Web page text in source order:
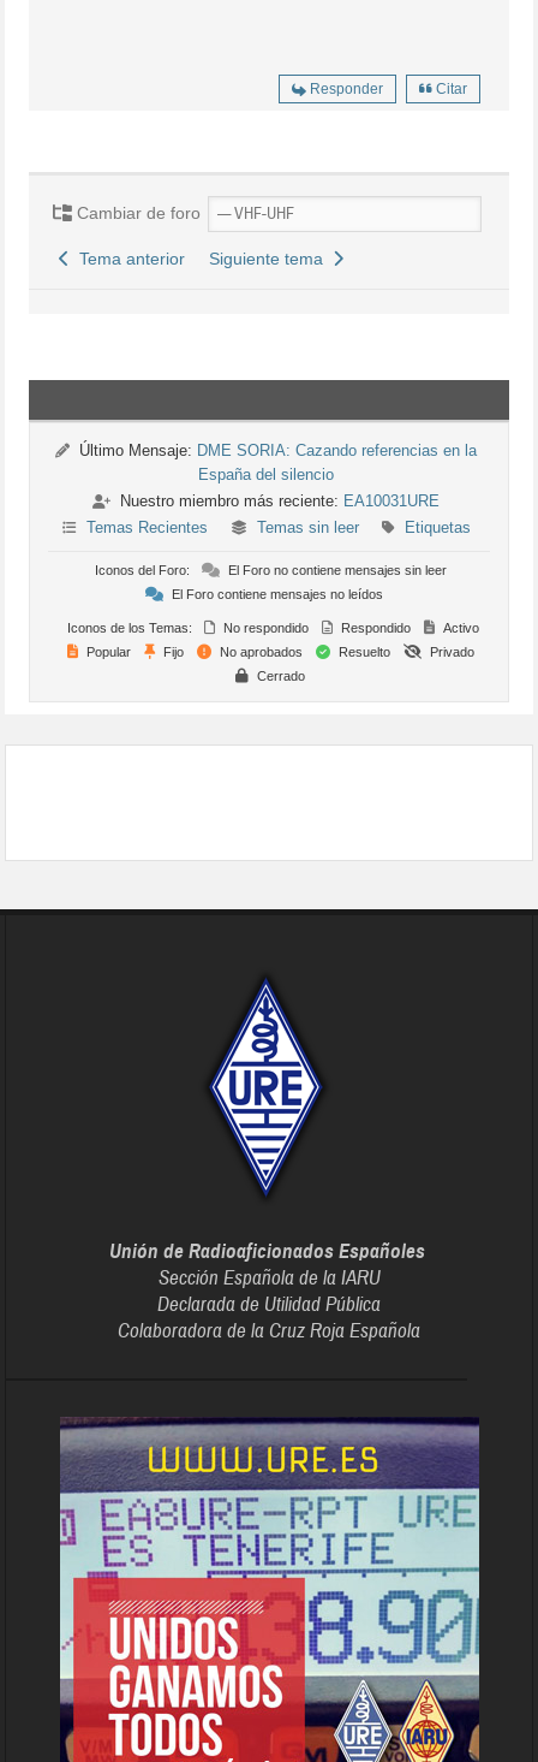
Responder Citar
Cambiar de foro
Tema anterior Siguiente tema
Último Mensaje: DME SORIA: Cazando referencias en la
España del silencio
Nuestro miembro más reciente: EA10031URE
Temas Recientes
Temas sin leer Etiquetas
Iconos del Foro:
El Foro no contiene mensajes sin leer
El Foro contiene mensajes no leídos
Iconos de los Temas: No respondido Respondido
Activo
Popular
Fijo No aprobados Resuelto
Privado
Cerrado
Unión de Radioaficionados Españoles
Sección Española de la IARU
Declarada de Utilidad Pública
Colaboradora de la Cruz Roja Española